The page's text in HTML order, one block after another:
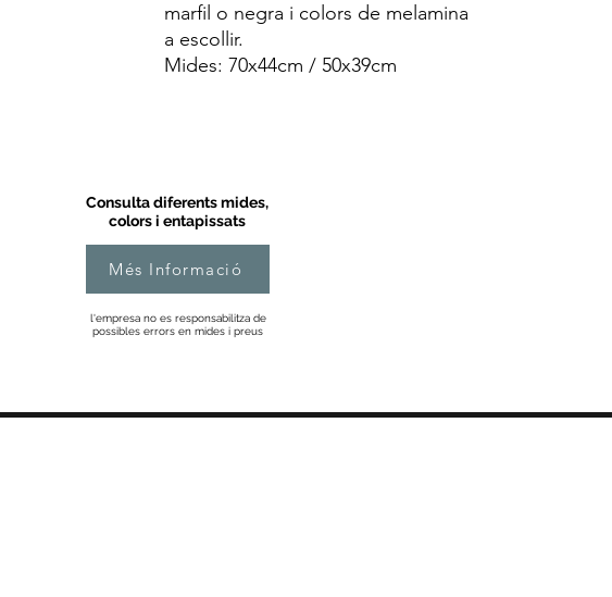
marfil o negra i colors de melamina
a escollir.
Mides: 70x44cm / 50x39cm
Consulta diferents mides,
colors i entapissats
Més Informació
l'empresa no es responsabilitza de
possibles errors en mides i preus